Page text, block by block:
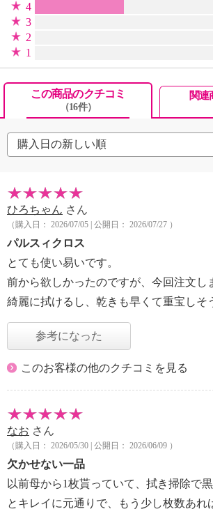
4
3
2
1
この商品のクチコミ
（16件）
関連
ひろちゃん さん
（購入日： 2026/07/05 | 公開日： 2026/07/27 ）
パルスィクロス
とても使い易いです。
前から欲しかったのですが、今回注文し
綺麗に拭けるし、乾きも早くて重宝しそ
参考になった
このお客様の他のクチコミを見る
なお さん
（購入日： 2026/05/30 | 公開日： 2026/06/09 ）
欠かせない一品
以前母から1枚貰っていて、拭き掃除で
とキレイに元通りで、もう少し枚数あれ